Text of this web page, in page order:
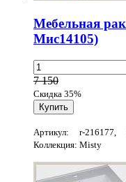
Мебельная
Мис14105)
7 150
Скидка 35%
Артикул: r-216177,
Коллекция: Misty